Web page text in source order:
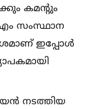
കമന്റും
സംസ്ഥാന
ഇപ്പോള്‍
നടത്തിയ